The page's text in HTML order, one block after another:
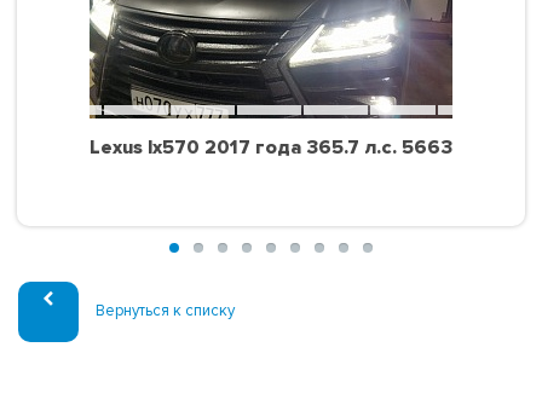
Lexus lx570 2017 года 365.7 л.с. 5663
Вернуться к списку